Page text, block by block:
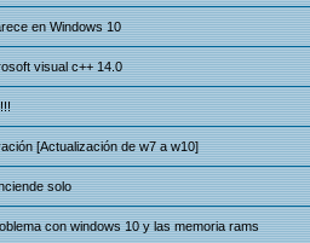
en Windows 10
visual c++ 14.0
[Actualización de w7 a w10]
solo
con windows 10 y las memoria rams